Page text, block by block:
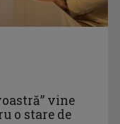
vine
o stare de